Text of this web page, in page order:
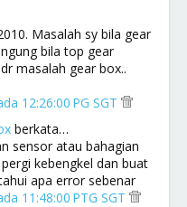
Masalah sy bila gear
bila top gear
masalah gear box..
12:26:00 PG SGT
berkata…
sensor atau bahagian
kebengkel dan buat
apa error sebenar
11:48:00 PTG SGT